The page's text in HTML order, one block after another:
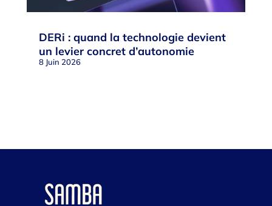
DERi : quand la technologie devient
un levier concret d’autonomie
8 Juin 2026